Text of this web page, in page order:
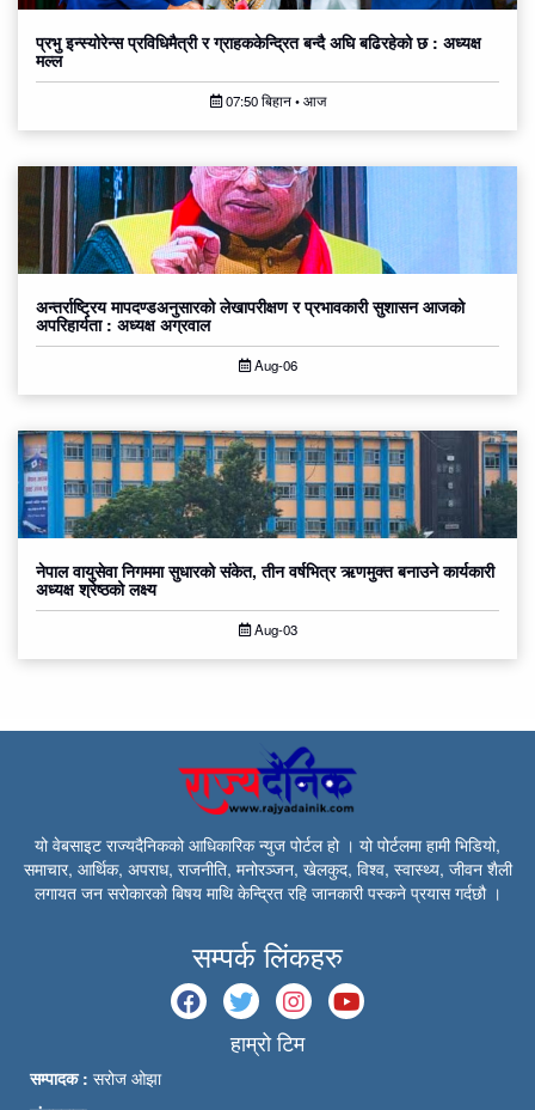
प्रभु इन्स्योरेन्स प्रविधिमैत्री र ग्राहककेन्द्रित बन्दै अघि बढिरहेको छ : अध्यक्ष
मल्ल
07:50 बिहान • आज
अन्तर्राष्ट्रिय मापदण्डअनुसारको लेखापरीक्षण र प्रभावकारी सुशासन आजको
अपरिहार्यता : अध्यक्ष अग्रवाल
Aug-06
नेपाल वायुसेवा निगममा सुधारको संकेत, तीन वर्षभित्र ऋणमुक्त बनाउने कार्यकारी
अध्यक्ष श्रेष्ठको लक्ष्य
Aug-03
यो वेबसाइट राज्यदैनिकको आधिकारिक न्युज पोर्टल हो । यो पोर्टलमा हामी भिडियो,
समाचार, आर्थिक, अपराध, राजनीति, मनोरञ्जन, खेलकुद, विश्व, स्वास्थ्य, जीवन शैली
लगायत जन सरोकारको बिषय माथि केन्द्रित रहि जानकारी पस्कने प्रयास गर्दछौ ।
सम्पर्क लिंकहरु
हाम्रो टिम
सम्पादक : सरोज ओझा